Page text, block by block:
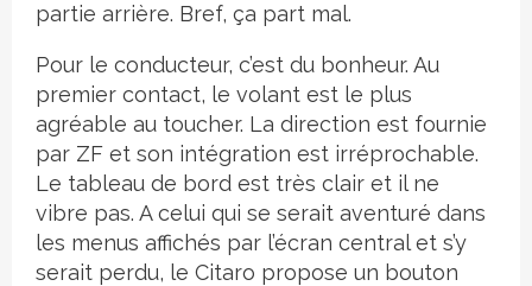
partie arrière. Bref, ça part mal.
Pour le conducteur, c’est du bonheur. Au
premier contact, le volant est le plus
agréable au toucher. La direction est fournie
par ZF et son intégration est irréprochable.
Le tableau de bord est très clair et il ne
vibre pas. A celui qui se serait aventuré dans
les menus affichés par l’écran central et s’y
serait perdu, le Citaro propose un bouton